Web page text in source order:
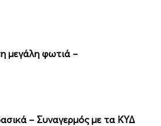
μεγάλη φωτιά –
– Συναγερμός με τα ΚΥΔ